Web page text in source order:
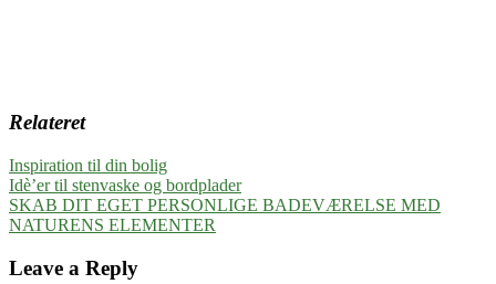
Relateret
Inspiration til din bolig
Indlægsnavigation
Previous
Post:
Idè’er til stenvaske og bordplader
Next
Post:
SKAB DIT EGET PERSONLIGE BADEVÆRELSE MED
NATURENS ELEMENTER
Leave a Reply